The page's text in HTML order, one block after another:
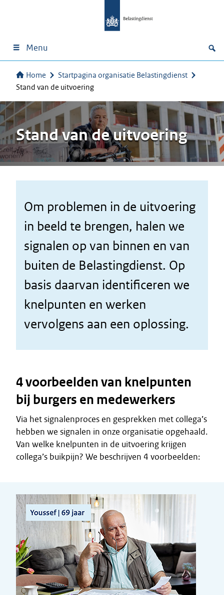
Menu
Home
Startpagina organisatie Belastingdienst
Stand van de uitvoering
Stand van de uitvoering
Om problemen in de uitvoering
in beeld te brengen, halen we
signalen op van binnen en van
buiten de Belastingdienst. Op
basis daarvan identificeren we
knelpunten en werken
vervolgens aan een oplossing.
4 voorbeelden van knelpunten
bij burgers en medewerkers
Via het signalenproces en gesprekken met collega’s
hebben we signalen in onze organisatie opgehaald.
Van welke knelpunten in de uitvoering krijgen
collega’s buikpijn? We beschrijven 4 voorbeelden: